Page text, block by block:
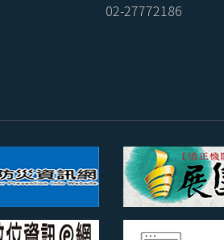
02-27772186